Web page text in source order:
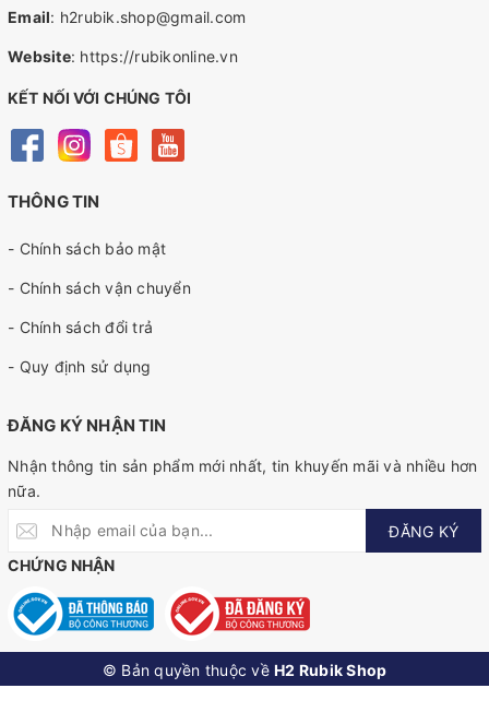
Email: h2rubik.shop@gmail.com
Website: https://rubikonline.vn
KẾT NỐI VỚI CHÚNG TÔI
THÔNG TIN
- Chính sách bảo mật
- Chính sách vận chuyển
- Chính sách đổi trả
- Quy định sử dụng
ĐĂNG KÝ NHẬN TIN
Nhận thông tin sản phẩm mới nhất, tin khuyến mãi và nhiều hơn
nữa.
ĐĂNG KÝ
CHỨNG NHẬN
© Bản quyền thuộc về H2 Rubik Shop